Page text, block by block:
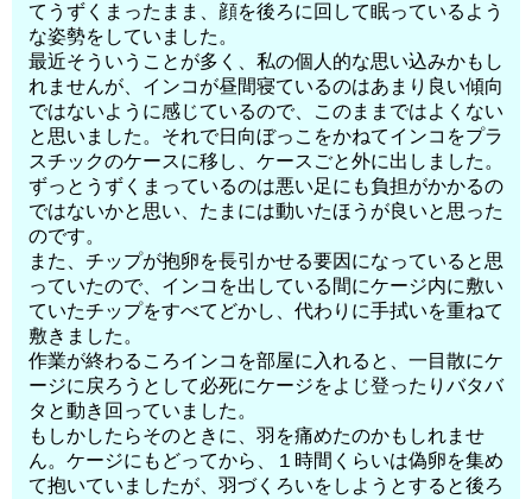
てうずくまったまま、顔を後ろに回して眠っているよう
な姿勢をしていました。
最近そういうことが多く、私の個人的な思い込みかもし
れませんが、インコが昼間寝ているのはあまり良い傾向
ではないように感じているので、このままではよくない
と思いました。それで日向ぼっこをかねてインコをプラ
スチックのケースに移し、ケースごと外に出しました。
ずっとうずくまっているのは悪い足にも負担がかかるの
ではないかと思い、たまには動いたほうが良いと思った
のです。
また、チップが抱卵を長引かせる要因になっていると思
っていたので、インコを出している間にケージ内に敷い
ていたチップをすべてどかし、代わりに手拭いを重ねて
敷きました。
作業が終わるころインコを部屋に入れると、一目散にケ
ージに戻ろうとして必死にケージをよじ登ったりバタバ
タと動き回っていました。
もしかしたらそのときに、羽を痛めたのかもしれませ
ん。ケージにもどってから、１時間くらいは偽卵を集め
て抱いていましたが、羽づくろいをしようとすると後ろ